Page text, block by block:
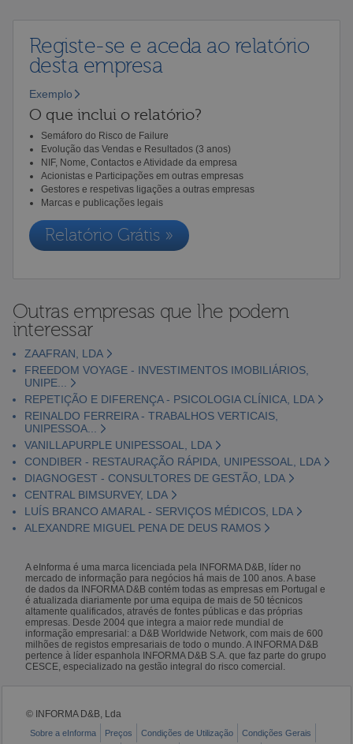
Registe-se e aceda ao relatório
desta empresa
Exemplo
O que inclui o relatório?
Semáforo do Risco de Failure
Evolução das Vendas e Resultados (3 anos)
NIF, Nome, Contactos e Atividade da empresa
Acionistas e Participações em outras empresas
Gestores e respetivas ligações a outras empresas
Marcas e publicações legais
Relatório Grátis »
Outras empresas que lhe podem
interessar
ZAAFRAN, LDA
FREEDOM VOYAGE - INVESTIMENTOS IMOBILIÁRIOS,
UNIPE...
REPETIÇÃO E DIFERENÇA - PSICOLOGIA CLÍNICA, LDA
REINALDO FERREIRA - TRABALHOS VERTICAIS,
UNIPESSOA...
VANILLAPURPLE UNIPESSOAL, LDA
CONDIBER - RESTAURAÇÃO RÁPIDA, UNIPESSOAL, LDA
DIAGNOGEST - CONSULTORES DE GESTÃO, LDA
CENTRAL BIMSURVEY, LDA
LUÍS BRANCO AMARAL - SERVIÇOS MÉDICOS, LDA
ALEXANDRE MIGUEL PENA DE DEUS RAMOS
A eInforma é uma marca licenciada pela INFORMA D&B, líder no
mercado de informação para negócios há mais de 100 anos. A base
de dados da INFORMA D&B contém todas as empresas em Portugal e
é atualizada diariamente por uma equipa de mais de 50 técnicos
altamente qualificados, através de fontes públicas e das próprias
empresas. Desde 2004 que integra a maior rede mundial de
informação empresarial: a D&B Worldwide Network, com mais de 600
milhões de registos empresariais de todo o mundo. A INFORMA D&B
pertence à líder espanhola INFORMA D&B S.A. que faz parte do grupo
CESCE, especializado na gestão integral do risco comercial.
© INFORMA D&B, Lda
Sobre a eInforma Preços Condições de Utilização Condições Gerais